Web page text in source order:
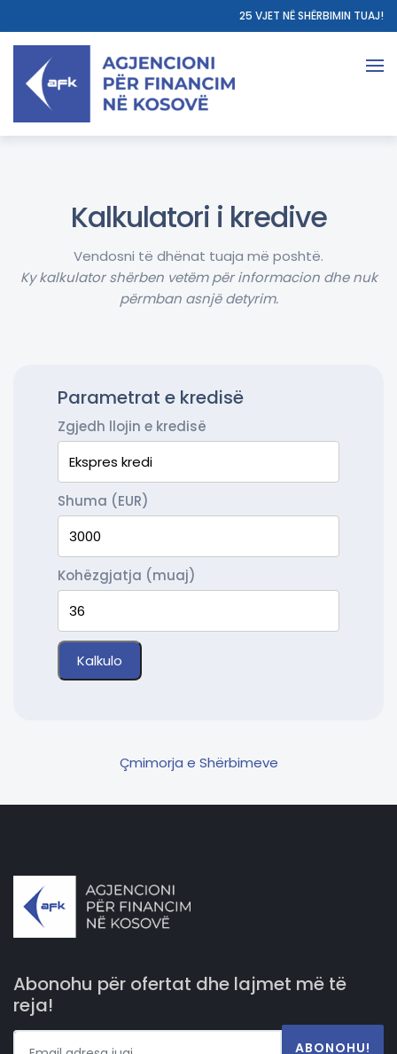
25 VJET NË SHËRBIMIN TUAJ!
Kalkulatori i kredive
Vendosni të dhënat tuaja më poshtë.
Ky kalkulator shërben vetëm për informacion dhe nuk
përmban asnjë detyrim.
Parametrat e kredisë
Zgjedh llojin e kredisë
Shuma (EUR)
Kohëzgjatja (muaj)
Kalkulo
Çmimorja e Shërbimeve
Abonohu për ofertat dhe lajmet më të
reja!
ABONOHU!